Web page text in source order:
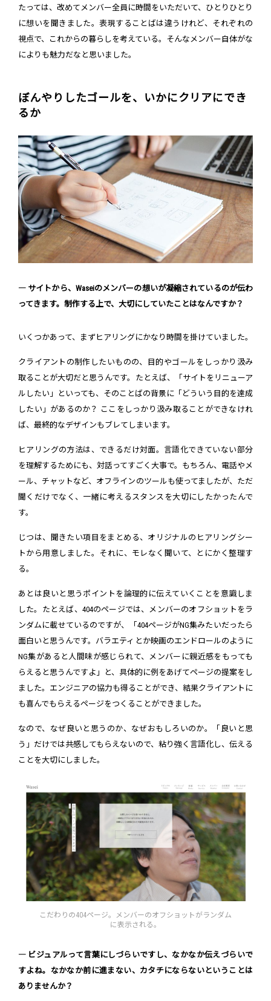
たっては、改めてメンバー全員に時間をいただいて、ひとりひとり
に想いを聞きました。表現することばは違うけれど、それぞれの
視点で、これからの暮らしを考えている。そんなメンバー自体がな
によりも魅力だなと思いました。
ぼんやりしたゴールを、いかにクリアにでき
るか
― サイトから、Waseiのメンバーの想いが凝縮されているのが伝わ
ってきます。制作する上で、大切にしていたことはなんですか？
いくつかあって、まずヒアリングにかなり時間を掛けていました。
クライアントの制作したいものの、目的やゴールをしっかり汲み
取ることが大切だと思うんです。たとえば、「サイトをリニューア
ルしたい」といっても、そのことばの背景に「どういう目的を達成
したい」があるのか？ ここをしっかり汲み取ることができなけれ
ば、最終的なデザインもブレてしまいます。
ヒアリングの方法は、できるだけ対面。言語化できていない部分
を理解するためにも、対話ってすごく大事で。もちろん、電話やメ
ール、チャットなど、オフラインのツールも使ってましたが、ただ
聞くだけでなく、一緒に考えるスタンスを大切にしたかったんで
す。
じつは、聞きたい項目をまとめる、オリジナルのヒアリングシー
トから用意しました。それに、モレなく聞いて、とにかく整理す
る。
あとは良いと思うポイントを論理的に伝えていくことを意識しま
した。たとえば、404のページでは、メンバーのオフショットをラ
ンダムに載せているのですが、「404ページがNG集みたいだったら
面白いと思うんです。バラエティとか映画のエンドロールのように
NG集があると人間味が感じられて、メンバーに親近感をもっても
らえると思うんですよ」と、具体的に例をあげてページの提案をし
ました。エンジニアの協力も得ることができ、結果クライアントに
も喜んでもらえるページをつくることができました。
なので、なぜ良いと思うのか、なぜおもしろいのか。「良いと思
う」だけでは共感してもらえないので、粘り強く言語化し、伝える
ことを大切にしました。
こだわりの404ページ。メンバーのオフショットがランダム
に表示される。
― ビジュアルって言葉にしづらいですし、なかなか伝えづらいで
すよね。なかなか前に進まない、カタチにならないということは
ありませんか？